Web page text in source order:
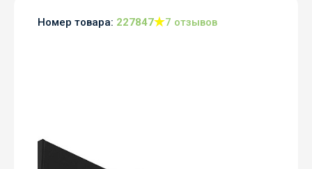
Номер товара: 227847 7 отзывов